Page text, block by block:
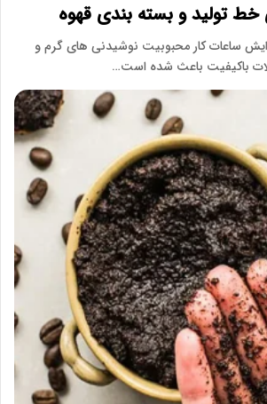
خط تولید و بسته بندی قهوه
ساعات کار محبوبیت نوشیدنی های گرم و
باکیفیت باعث شده است…